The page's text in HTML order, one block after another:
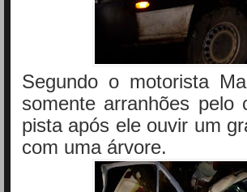
Segundo o motorista
somente arranhões
pista após ele ouvir um
com uma árvore.